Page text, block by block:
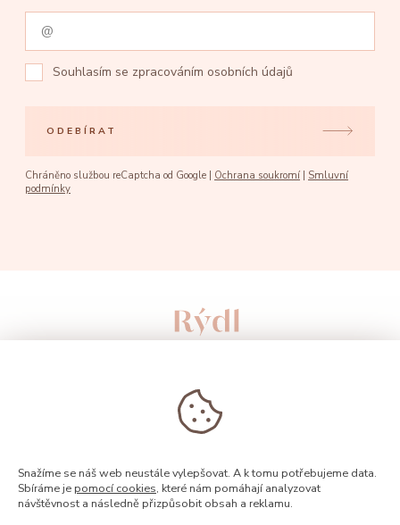
Souhlasím se zpracováním osobních údajů
ODEBÍRAT
Chráněno službou reCaptcha od Google | Ochrana soukromí | Smluvní
podmínky
Snažíme se náš web neustále vylepšovat. A k tomu potřebujeme data.
Sbíráme je pomocí cookies, které nám pomáhají analyzovat
návštěvnost a následně přizpůsobit obsah a reklamu.